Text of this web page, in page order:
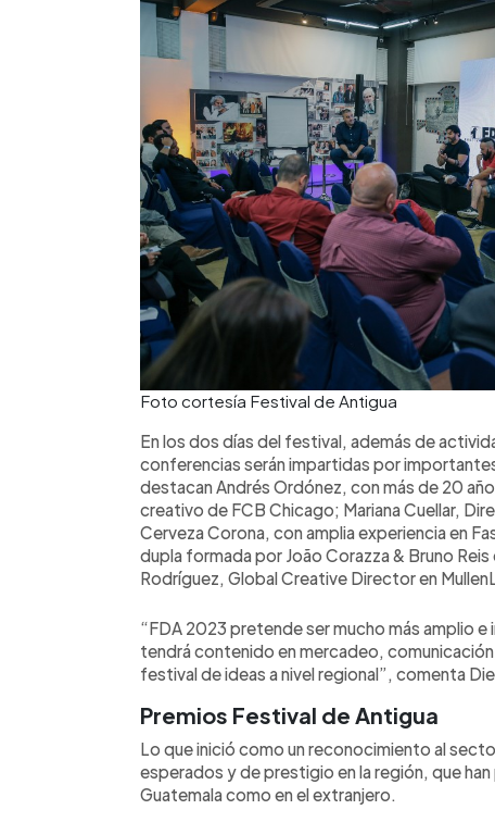
Foto cortesía Festival de Antigua
En los dos días del festival, además de
conferencias serán impartidas por
destacan Andrés Ordónez, con más de 20
creativo de FCB Chicago; Mariana Cuellar,
Cerveza Corona, con amplia experiencia en
dupla formada por João Corazza & Bruno
Rodríguez, Global Creative Director en
“FDA 2023 pretende ser mucho más amplio
tendrá contenido en mercadeo,
festival de ideas a nivel regional”, comenta
Premios Festival de Antigua
Lo que inició como un reconocimiento al
esperados y de prestigio en la región, que
Guatemala como en el extranjero.